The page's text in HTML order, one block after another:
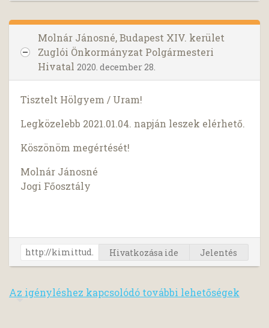
Molnár Jánosné, Budapest XIV. kerület
Zuglói Önkormányzat Polgármesteri
Hivatal 2020. december 28.
Tisztelt Hölgyem / Uram!
Legközelebb 2021.01.04. napján leszek elérhető.
Köszönöm megértését!
Molnár Jánosné
Jogi Főosztály
Hivatkozása ide Jelentés
Az igényléshez kapcsolódó további lehetőségek